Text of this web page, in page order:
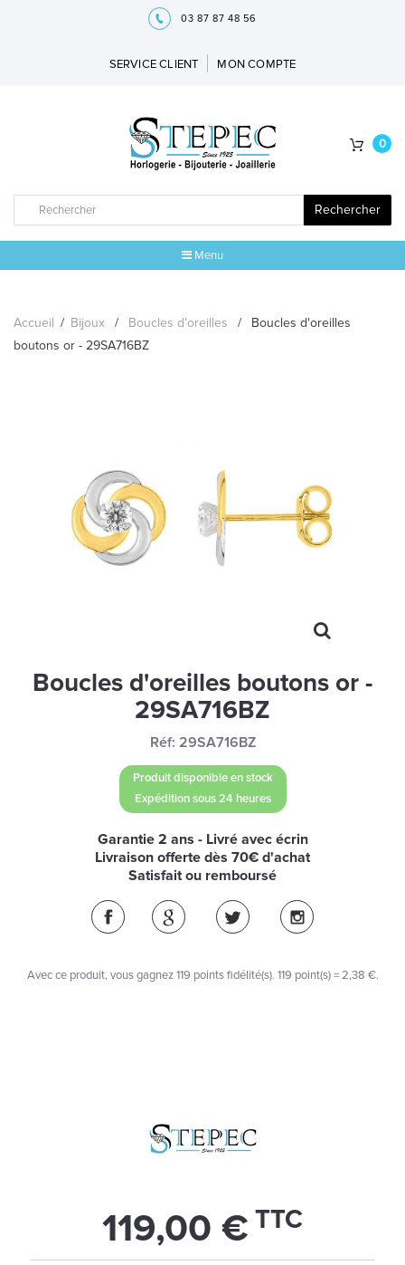
03 87 87 48 56
SERVICE CLIENT MON COMPTE
Rechercher
0
Menu
SWAROVSKI
BONNES AFFAIRES
CARTES CADEAUX
Accueil / Bijoux / Boucles d'oreilles /
Boucles d'oreilles
boutons or - 29SA716BZ
Boucles d'oreilles boutons or -
29SA716BZ
Réf: 29SA716BZ
Produit disponible en stock
Expédition sous 24 heures
Garantie 2 ans - Livré avec écrin
Livraison offerte dès 70€ d'achat
Satisfait ou remboursé
Avec ce produit, vous gagnez119 points fidélité(s). 119 point(s) =2,38 €.
119,00 € TTC